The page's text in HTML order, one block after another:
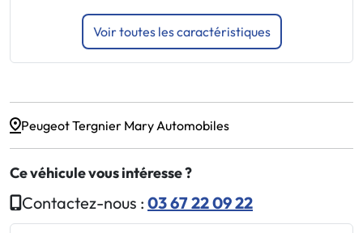
Voir toutes les caractéristiques
Peugeot Tergnier Mary Automobiles
Ce véhicule vous intéresse ?
Contactez-nous : 03 67 22 09 22